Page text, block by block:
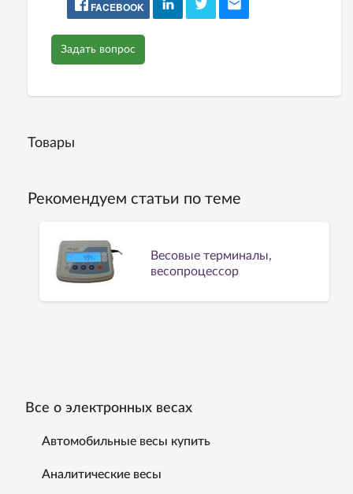
FACEBOOK
Задать вопрос
Товары
Рекомендуем статьи по теме
Весовые терминалы,
весопроцессор
Все о электронных весах
Автомобильные весы купить
Аналитические весы